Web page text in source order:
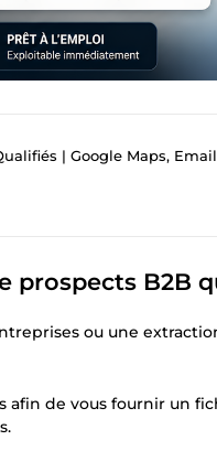
| Google Maps, Emailing,
prospects B2B
ou une
de vous fournir un